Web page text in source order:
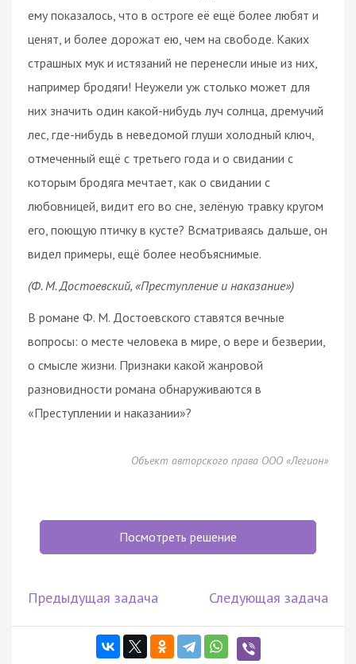
ему показалось, что в остроге её ещё более любят и
ценят, и более дорожат ею, чем на свободе. Каких
страшных мук и истязаний не перенесли иные из них,
например бродяги! Неужели уж столько может для
них значить один какой-нибудь луч солнца, дремучий
лес, где-нибудь в неведомой глуши холодный ключ,
отмеченный ещё с третьего года и о свидании с
которым бродяга мечтает, как о свидании с
любовницей, видит его во сне, зелёную травку кругом
его, поющую птичку в кусте? Всматриваясь дальше, он
видел примеры, ещё более необъяснимые.
(Ф. М. Достоевский, «Преступление и наказание»)
В романе Ф. М. Достоевского ставятся вечные
вопросы: о месте человека в мире, о вере и безверии,
о смысле жизни. Признаки какой жанровой
разновидности романа обнаруживаются в
«Преступлении и наказании»?
Объект авторского права ООО «Легион»
Посмотреть решение
Предыдущая задача Следующая задача